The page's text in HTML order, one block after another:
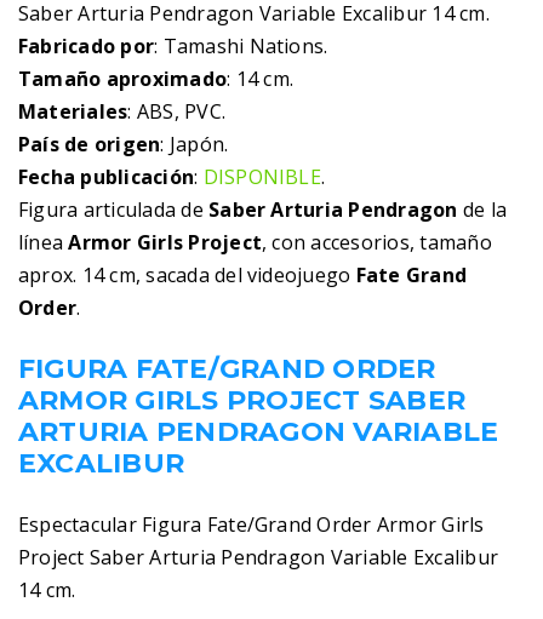
Saber Arturia Pendragon Variable Excalibur 14 cm.
Fabricado por: Tamashi Nations.
Tamaño aproximado: 14 cm.
Materiales: ABS, PVC.
País de origen: Japón.
Fecha publicación: DISPONIBLE.
Figura articulada de Saber Arturia Pendragon de la
líneaArmor Girls Project, con accesorios, tamaño
aprox. 14 cm, sacada del videojuego Fate Grand
Order.
FIGURA FATE/GRAND ORDER
ARMOR GIRLS PROJECT SABER
ARTURIA PENDRAGON VARIABLE
EXCALIBUR
Espectacular Figura Fate/Grand Order Armor Girls
Project Saber Arturia Pendragon Variable Excalibur
14 cm.